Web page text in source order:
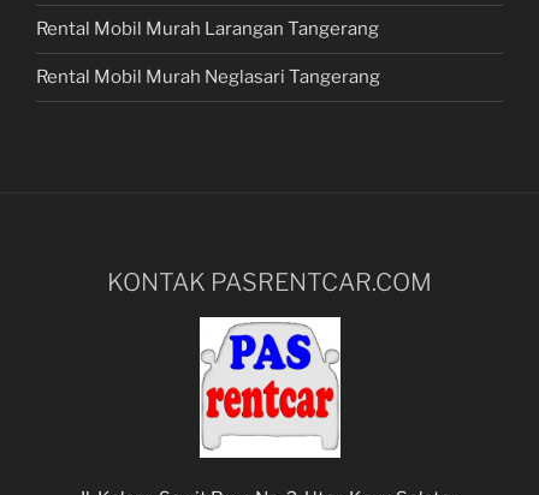
Rental Mobil Murah Larangan Tangerang
Rental Mobil Murah Neglasari Tangerang
KONTAK PASRENTCAR.COM